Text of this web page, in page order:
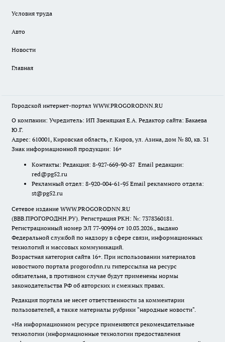
Условия труда
Авто
Новости
Главная
Городской интернет-портал WWW.PROGORODNN.RU
О компании: Учредитель: ИП Звеняцкая Е.А. Редактор сайта: Бакаева
Ю.Г.
Адрес: 610001, Кировская область, г. Киров, ул. Азина, дом № 80, кв. 31
Знак информационной продукции: 16+
Контакты: Редакция: 8-927-669-90-87 Email редакции:
red@pg52.ru
Рекламный отдел: 8-920-004-61-95 Email рекламного отдела:
st@pg52.ru
Сетевое издание WWW.PROGORODNN.RU
(ВВВ.ПРОГОРОДНН.РУ). Регистрация РКН: №: 7378360181.
Регистрационный номер ЭЛ 77-90994 от 10.03.2026., выдано
Федеральной службой по надзору в сфере связи, информационных
технологий и массовых коммуникаций.
Возрастная категория сайта 16+. При использовании материалов
новостного портала progorodnn.ru гиперссылка на ресурс
обязательна, в противном случае будут применены нормы
законодательства РФ об авторских и смежных правах.
Редакция портала не несет ответственности за комментарии
пользователей, а также материалы рубрики "народные новости".
«На информационном ресурсе применяются рекомендательные
технологии (информационные технологии предоставления